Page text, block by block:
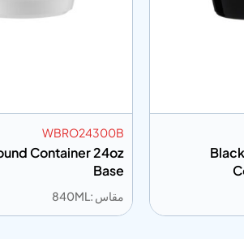
White Round Container 24oz
Base